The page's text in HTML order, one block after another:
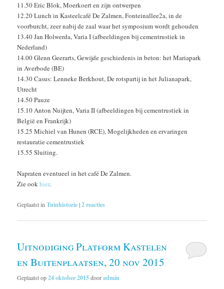
11.50 Eric Blok, Moerkoert en zijn ontwerpen
12.20 Lunch in Kasteelcafé De Zalmen, Fonteinallee2a, in de
voorburcht, zeer nabij de zaal waar het symposium wordt gehouden
13.40 Jan Holwerda, Varia I (afbeeldingen bij cementrustiek in
Nederland)
14.00 Glenn Geerarts, Gewijde geschiedenis in beton: het Mariapark
in Averbode (BE)
14.30 Casus: Lenneke Berkhout, De rotspartij in het Julianapark,
Utrecht
14.50 Pauze
15.10 Anton Nuijten, Varia II (afbeeldingen bij cementrustiek in
België en Frankrijk)
15.25 Michiel van Hunen (RCE), Mogelijkheden en ervaringen
restauratie cementrustiek
15.55 Sluiting.
Napraten eventueel in het café De Zalmen.
Zie ookhier.
Geplaatst inTuinhistorie|2reacties
Uitnodiging Platform Kastelen
en Buitenplaatsen, 20 nov 2015
Geplaatst op24 oktober 2015dooradmin